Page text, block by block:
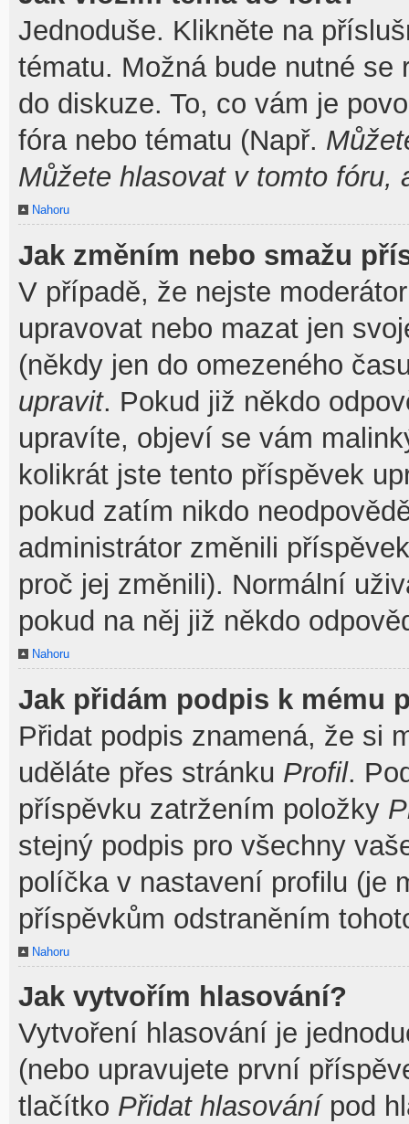
Jednoduše. Klikněte na
tématu. Možná bude nutné se
do diskuze. To, co vám je
fóra nebo tématu (Např.
Můžete hlasovat v tomto fóru,
Nahoru
Jak změním nebo smažu
V případě, že nejste
upravovat nebo mazat jen
(někdy jen do omezeného
upravit. Pokud již někdo
upravíte, objeví se vám
kolikrát jste tento příspěvek
pokud zatím nikdo
administrátor změnili
proč jej změnili). Normální
pokud na něj již někdo
Nahoru
Jak přidám podpis k mému
Přidat podpis znamená, že si
uděláte přes stránku Profil.
příspěvku zatržením položky
stejný podpis pro všechny
políčka v nastavení profilu (je
příspěvkům odstraněním
Nahoru
Jak vytvořím hlasování?
Vytvoření hlasování je
(nebo upravujete první
tlačítko Přidat hlasovánípod